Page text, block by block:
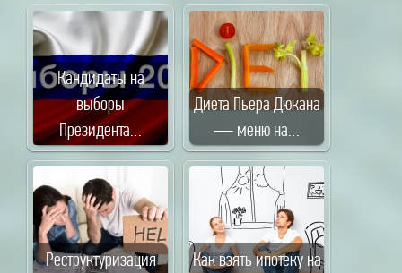
Кандидаты на
выборы
Президента…
Диета Пьера Дюкана
— меню на…
Реструктуризация
Как взять ипотеку на